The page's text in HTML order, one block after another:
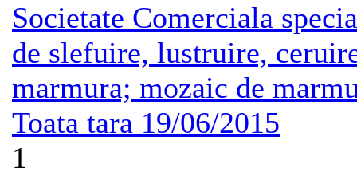
Societate Comerciala
de slefuire, lustruire,
marmura; mozaic de
Toata tara 19/06/2015
1